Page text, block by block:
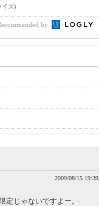
イズ)
by
2009/08/15 19:39
じゃないですよー。